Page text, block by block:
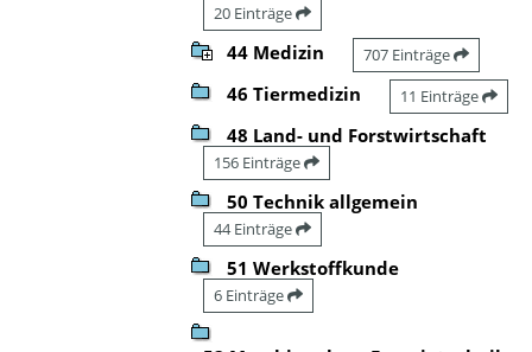
20 Einträge
44 Medizin 707 Einträge
46 Tiermedizin 11 Einträge
48 Land- und Forstwirtschaft
156 Einträge
50 Technik allgemein
44 Einträge
51 Werkstoffkunde
6 Einträge